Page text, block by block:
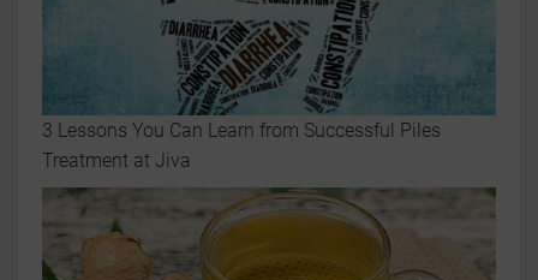
3 Lessons You Can Learn from Successful Piles
Treatment at Jiva